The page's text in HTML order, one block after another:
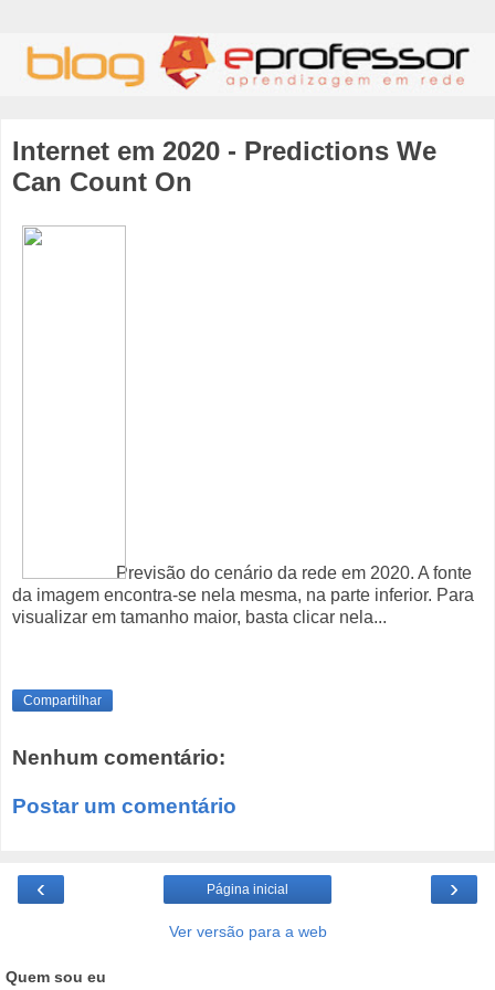
Internet em 2020 - Predictions We
Can Count On
Previsão do cenário da rede em 2020. A fonte
da imagem encontra-se nela mesma, na parte inferior. Para
visualizar em tamanho maior, basta clicar nela...
Compartilhar
Nenhum comentário:
Postar um comentário
‹ ›
Página inicial
Ver versão para a web
Quem sou eu